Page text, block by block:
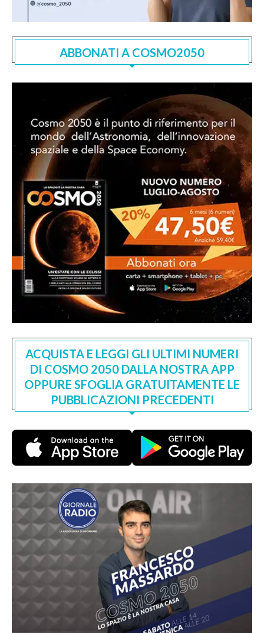
ABBONATI A COSMO2050
ACQUISTA E LEGGI GLI ULTIMI NUMERI
DI COSMO 2050 DALLA NOSTRA APP
OPPURE SFOGLIA GRATUITAMENTE LE
PUBBLICAZIONI PRECEDENTI